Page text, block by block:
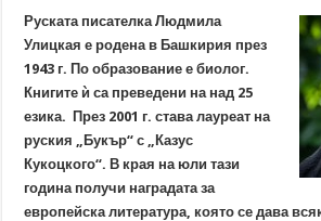
Руската писателка Людмила
Улицкая е родена в Башкирия през
1943 г. По образование е биолог.
Книгите ѝ са преведени на над 25
езика. През 2001 г. става лауреат на
руския „Букър“ с „Казус
Кукоцкого“. В края на юли тази
година получи наградата за
европейска литература, която се дава